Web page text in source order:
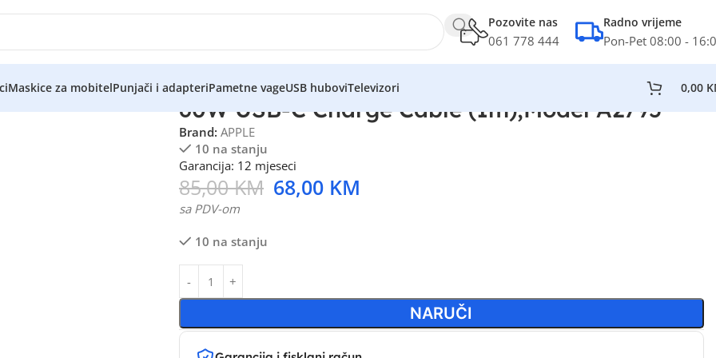
Pozovite nas
061 778 444
Radno vrijeme
Pon-Pet 08:00 -
Maskice za mobitelPunjači i adapteriPametne vageUSB huboviTelevizori 0,00
60W USB-C Charge Cable (1m),Model A2795
Brand: APPLE
10 na stanju
Garancija: 12 mjeseci
85,00KM 68,00 KM
sa PDV-om
10 na stanju
NARUČI